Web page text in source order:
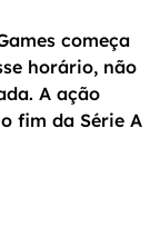
começa
horário, não
A ação
fim da Série A